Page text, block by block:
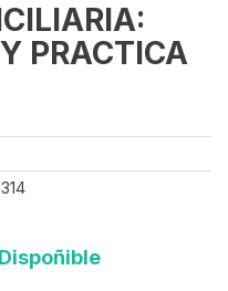
PRACTICA
Dispoñible